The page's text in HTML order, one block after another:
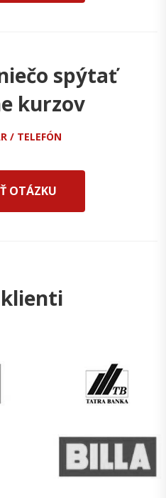
spýtať
kurzov
/ TELEFÓN
OTÁZKU